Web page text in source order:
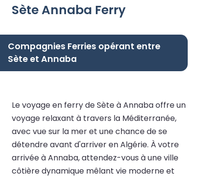
Sète Annaba Ferry
Compagnies Ferries opérant entre
Sète et Annaba
Le voyage en ferry de Sète à Annaba offre un
voyage relaxant à travers la Méditerranée,
avec vue sur la mer et une chance de se
détendre avant d'arriver en Algérie. À votre
arrivée à Annaba, attendez-vous à une ville
côtière dynamique mêlant vie moderne et